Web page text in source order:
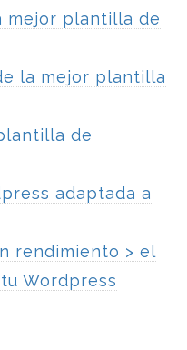
mejor plantilla de
la mejor plantilla
de
adaptada a
rendimiento > el
Wordpress